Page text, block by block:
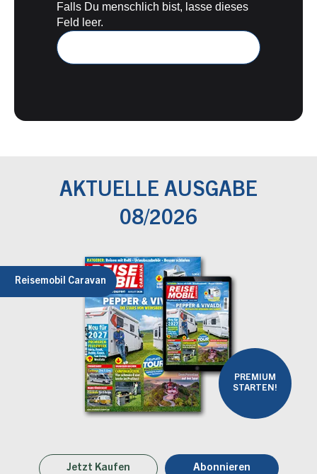
Falls Du menschlich bist, lasse dieses
Feld leer.
AKTUELLE AUSGABE
08/2026
Reisemobil Caravan
PREMIUM
STARTEN!
Jetzt Kaufen Abonnieren